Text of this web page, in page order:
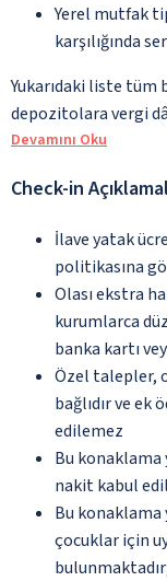
Yerel mutfak
karşılığında
Yukarıdaki liste
depozitolara vergi
Devamını Oku
Check-in
İlave yatak
politikasına
Olası ekstra
kurumlarca
banka kartı
Özel talepler,
bağlıdır ve
edilemez
Bu
nakit kabul
Bu konaklama
çocuklar için